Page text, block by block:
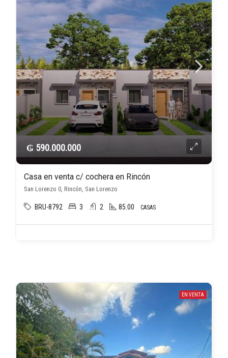
₲ 590.000.000
Casa en venta c/ cochera en Rincón
San Lorenzo 0, Rincón, San Lorenzo
BRU-8792 3 2 85.00 CASAS
EN VENTA